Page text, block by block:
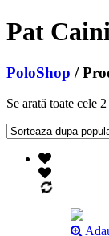
Pat Caini
PoloShop /
Se arată toate cele